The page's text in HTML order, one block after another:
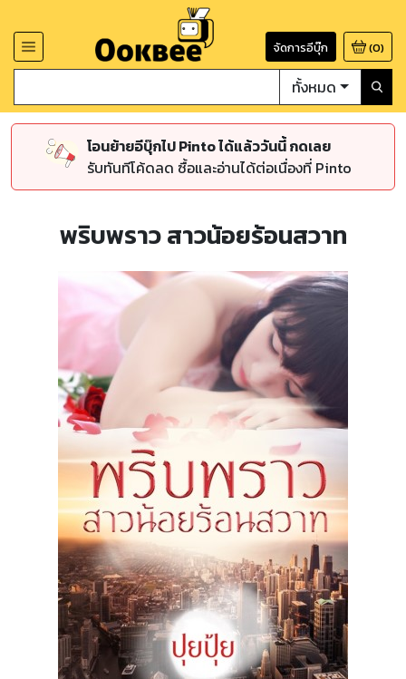
จัดการอีบุ๊ก (0)
ทั้งหมด
โอนย้ายอีบุ๊กไป Pinto ได้แล้ววันนี้ กดเลย
รับทันทีโค้ดลด ซื้อและอ่านได้ต่อเนื่องที่ Pinto
พริบพราว สาวน้อยร้อนสวาท